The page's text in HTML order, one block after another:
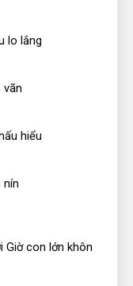
lo lắng
vãn
hiểu
nín
Giờ con lớn khôn